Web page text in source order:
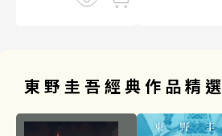
東野圭吾經典作品精選